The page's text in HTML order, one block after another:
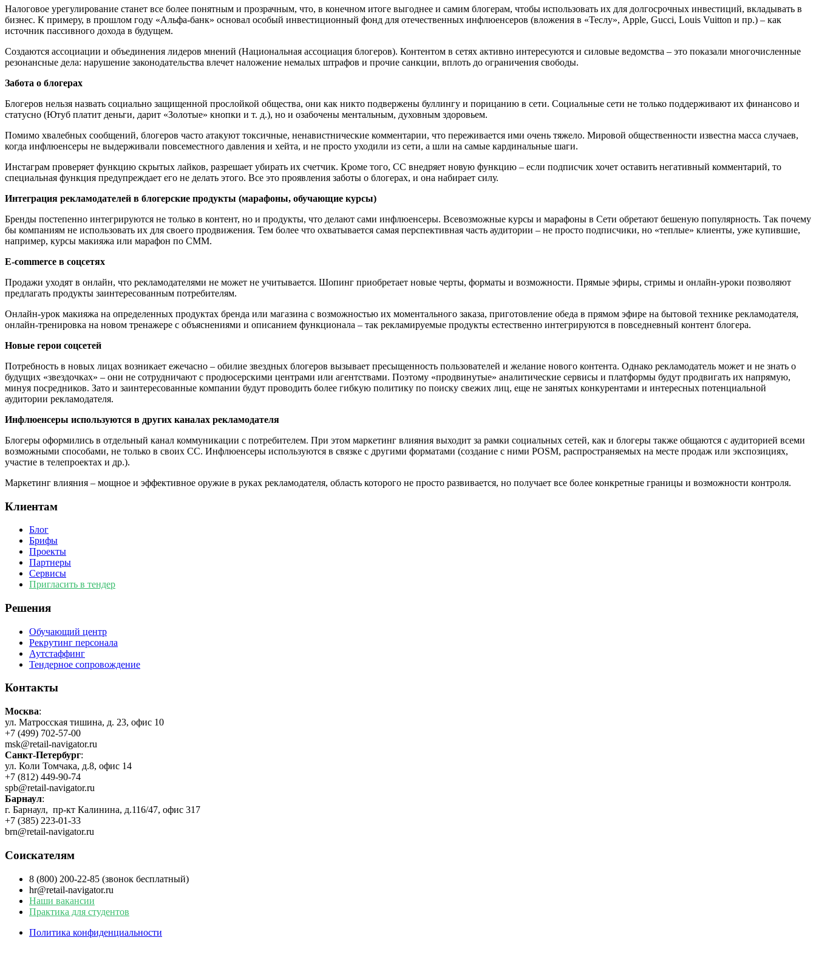
Налоговое урегулирование станет все более понятным и прозрачным, что, в конечном итоге выгоднее и самим блогерам, чтобы использовать их для долгосрочных инвестиций, вкладывать в
бизнес. К примеру, в прошлом году «Альфа-банк» основал особый инвестиционный фонд для отечественных инфлюенсеров (вложения в «Теслу», Apple, Gucci, Louis Vuitton и пр.) – как
источник пассивного дохода в будущем.
Создаются ассоциации и объединения лидеров мнений (Национальная ассоциация блогеров). Контентом в сетях активно интересуются и силовые ведомства – это показали многочисленные
резонансные дела: нарушение законодательства влечет наложение немалых штрафов и прочие санкции, вплоть до ограничения свободы.
Забота о блогерах
Блогеров нельзя назвать социально защищенной прослойкой общества, они как никто подвержены буллингу и порицанию в сети. Социальные сети не только поддерживают их финансово и
статусно (Ютуб платит деньги, дарит «Золотые» кнопки и т. д.), но и озабочены ментальным, духовным здоровьем.
Помимо хвалебных сообщений, блогеров часто атакуют токсичные, ненавистнические комментарии, что переживается ими очень тяжело. Мировой общественности известна масса случаев,
когда инфлюенсеры не выдерживали повсеместного давления и хейта, и не просто уходили из сети, а шли на самые кардинальные шаги.
Инстаграм проверяет функцию скрытых лайков, разрешает убирать их счетчик. Кроме того, СС внедряет новую функцию – если подписчик хочет оставить негативный комментарий, то
специальная функция предупреждает его не делать этого. Все это проявления заботы о блогерах, и она набирает силу.
Интеграция рекламодателей в блогерские продукты (марафоны, обучающие курсы)
Бренды постепенно интегрируются не только в контент, но и продукты, что делают сами инфлюенсеры. Всевозможные курсы и марафоны в Сети обретают бешеную популярность. Так почему
бы компаниям не использовать их для своего продвижения. Тем более что охватывается самая перспективная часть аудитории – не просто подписчики, но «теплые» клиенты, уже купившие,
например, курсы макияжа или марафон по СММ.
E-commerce в соцсетях
Продажи уходят в онлайн, что рекламодателями не может не учитывается. Шопинг приобретает новые черты, форматы и возможности. Прямые эфиры, стримы и онлайн-уроки позволяют
предлагать продукты заинтересованным потребителям.
Онлайн-урок макияжа на определенных продуктах бренда или магазина с возможностью их моментального заказа, приготовление обеда в прямом эфире на бытовой технике рекламодателя,
онлайн-тренировка на новом тренажере с объяснениями и описанием функционала – так рекламируемые продукты естественно интегрируются в повседневный контент блогера.
Новые герои соцсетей
Потребность в новых лицах возникает ежечасно – обилие звездных блогеров вызывает пресыщенность пользователей и желание нового контента. Однако рекламодатель может и не знать о
будущих «звездочках» – они не сотрудничают с продюсерскими центрами или агентствами. Поэтому «продвинутые» аналитические сервисы и платформы будут продвигать их напрямую,
минуя посредников. Зато и заинтересованные компании будут проводить более гибкую политику по поиску свежих лиц, еще не занятых конкурентами и интересных потенциальной
аудитории рекламодателя.
Инфлюенсеры используются в других каналах рекламодателя
Блогеры оформились в отдельный канал коммуникации с потребителем. При этом маркетинг влияния выходит за рамки социальных сетей, как и блогеры также общаются с аудиторией всеми
возможными способами, не только в своих СС. Инфлюенсеры используются в связке с другими форматами (создание с ними POSM, распространяемых на месте продаж или экспозициях,
участие в телепроектах и др.).
Маркетинг влияния – мощное и эффективное оружие в руках рекламодателя, область которого не просто развивается, но получает все более конкретные границы и возможности контроля.
Клиентам
Блог
Брифы
Проекты
Партнеры
Сервисы
Пригласить в тендер
Решения
Обучающий центр
Рекрутинг персонала
Аутстаффинг
Тендерное сопровождение
Контакты
Москва:
ул. Матросская тишина, д. 23, офис 10
+7 (499) 702-57-00
msk@retail-navigator.ru
Санкт-Петербург:
ул. Коли Томчака, д.8, офис 14
+7 (812) 449-90-74
spb@retail-navigator.ru
Барнаул:
г. Барнаул, пр-кт Калинина, д.116/47, офис 317
+7 (385) 223-01-33
brn@retail-navigator.ru
Соискателям
8 (800) 200-22-85 (звонок бесплатный)
hr@retail-navigator.ru
Наши вакансии
Практика для студентов
Политика конфиденциальности